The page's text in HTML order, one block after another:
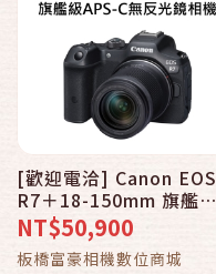
[歡迎電洽] Canon EOS
R7＋18-150mm 旗艦級
APS-C無反光鏡相機~台
灣佳能公司貨
NT$50,900
板橋富豪相機數位商城